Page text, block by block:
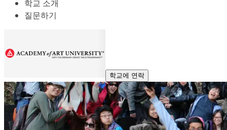
학교 소개
질문하기
학교에 연락